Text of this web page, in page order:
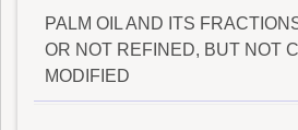
PALM OIL AND ITS
OR NOT REFINED, BUT NOT
MODIFIED